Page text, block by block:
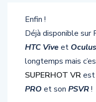
Enfin !
Déjà disponible sur
HTC Viveet
longtemps mais
SUPERHOT VR est
PRO et son PSVR!